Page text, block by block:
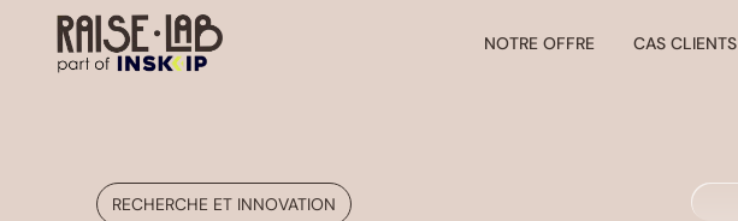
NOTRE OFFRE CAS CLIENTS
RECHERCHE ET INNOVATION